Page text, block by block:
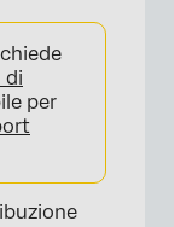
di
per